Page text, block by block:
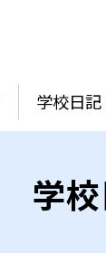
学校日記
学